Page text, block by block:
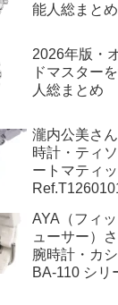
能人総まとめ
2026年版・
ドマスター
人総まとめ
瀧内公美さ
時計・ティ
ートマティ
AYA（フィ
ューサー）
腕時計・カ
BA-110 シリ